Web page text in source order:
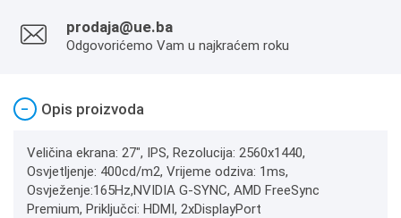
prodaja@ue.ba
Odgovorićemo Vam u najkraćem roku
− Opis proizvoda
Veličina ekrana: 27", IPS, Rezolucija: 2560x1440,
Osvjetljenje: 400cd/m2, Vrijeme odziva: 1ms,
Osvježenje:165Hz,NVIDIA G-SYNC, AMD FreeSync
Premium, Priključci: HDMI, 2xDisplayPort